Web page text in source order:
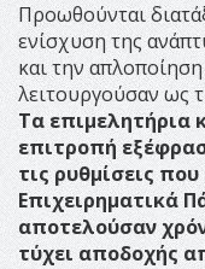
Προωθούνται
ενίσχυση της
και την
λειτουργούσαν ως
Τα επιμελητήρια
επιτροπή
τις ρυθμίσεις
Επιχειρηματικά
αποτελούσαν
τύχει αποδοχής